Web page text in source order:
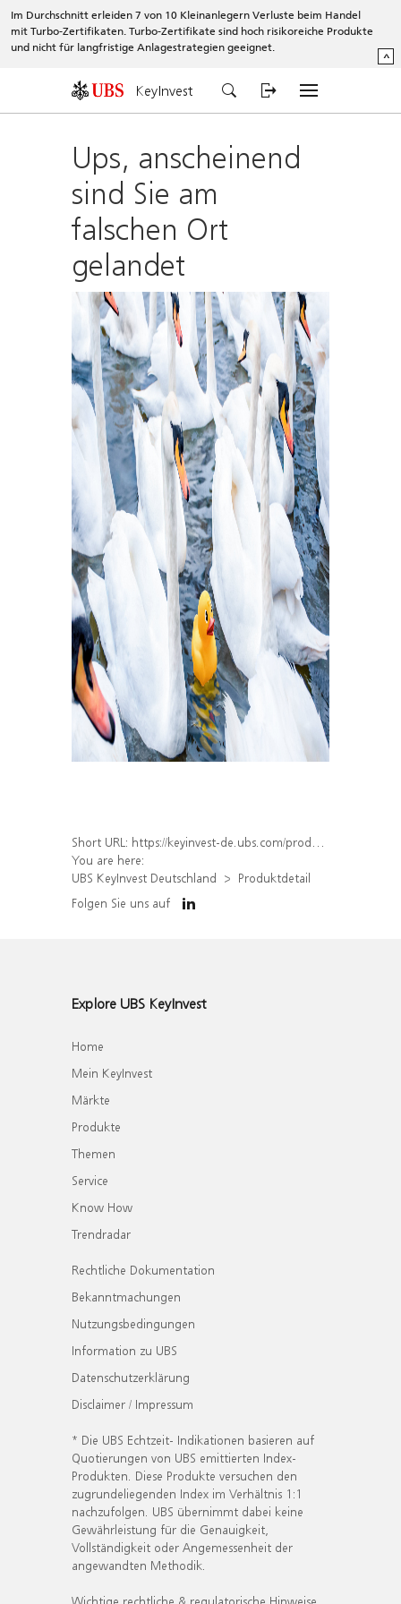
Im Durchschnitt erleiden 7 von 10 Kleinanlegern Verluste beim Handel
mit Turbo-Zertifikaten. Turbo-Zertifikate sind hoch risikoreiche Produkte
und nicht für langfristige Anlagestrategien geeignet.
^
KeyInvest
Ups, anscheinend
sind Sie am
falschen Ort
gelandet
Short URL: https://keyinvest-de.ubs.com/produkt/detail/index/isin/DE000WA704J1
You are here:
UBS KeyInvest Deutschland
Produktdetail
Folgen Sie uns auf
Explore UBS KeyInvest
Home
Mein KeyInvest
Märkte
Produkte
Themen
Service
Know How
Trendradar
Rechtliche Dokumentation
Bekanntmachungen
Nutzungsbedingungen
Information zu UBS
Datenschutzerklärung
Disclaimer / Impressum
* Die UBS Echtzeit- Indikationen basieren auf
Quotierungen von UBS emittierten Index-
Produkten. Diese Produkte versuchen den
zugrundeliegenden Index im Verhältnis 1:1
nachzufolgen. UBS übernimmt dabei keine
Gewährleistung für die Genauigkeit,
Vollständigkeit oder Angemessenheit der
angewandten Methodik.